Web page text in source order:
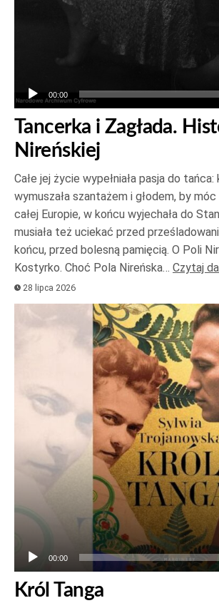
00:00
Tancerka i Zagłada.
Nireńskiej
Całe jej życie wypełniała pasja do
wymuszała szantażem i głodem, by
całej Europie, w końcu wyjechała do
musiała też uciekać przed
końcu, przed bolesną pamięcią. O Poli
Kostyrko. Choć Pola Nireńska… Czytaj
28 lipca 2026
plików
00:00
Król Tanga